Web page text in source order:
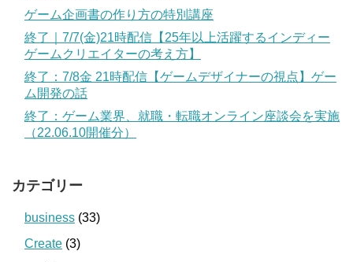
ゲーム企画書の作り方の特別講座
終了｜7/7(金)21時配信【25年以上活躍するインディー
ゲームクリエイターの考え方】
終了：7/8金 21時配信【ゲームデザイナーの視点】ゲー
ム開発の話
終了：ゲーム業界、就職・転職オンライン座談会を実施
（22.06.10開催分）
カテゴリー
business (33)
Create (3)